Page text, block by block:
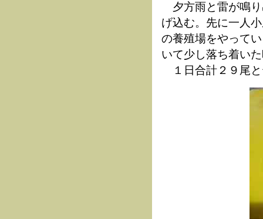
夕方雨と雷が鳴り
げ込む。先に一人
の養殖場をやって
いて少し落ち着い
１日合計２９尾